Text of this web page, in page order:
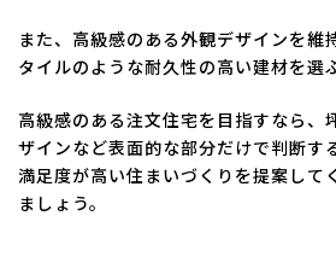
また、高級感のある外観デザインを維
タイルのような耐久性の高い建材を選
高級感のある注文住宅を目指すなら、
ザインなど表面的な部分だけで判断す
満足度が高い住まいづくりを提案して
ましょう。